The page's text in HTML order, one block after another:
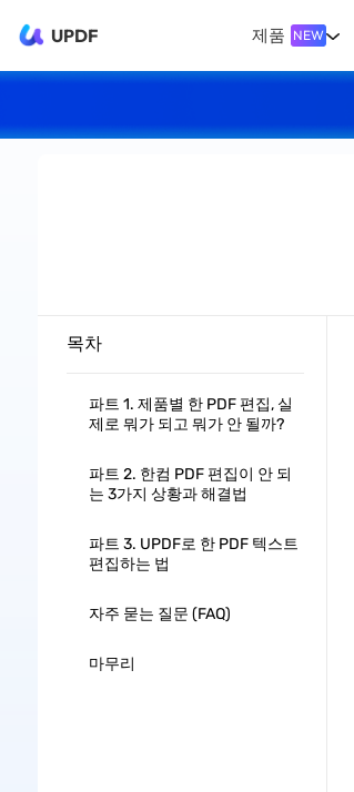
UPDF 제품 NEW
목차
파트 1. 제품별 한 PDF 편집, 실
제로 뭐가 되고 뭐가 안 될까?
파트 2. 한컴 PDF 편집이 안 되
는 3가지 상황과 해결법
파트 3. UPDF로 한 PDF 텍스트
편집하는 법
자주 묻는 질문 (FAQ)
마무리